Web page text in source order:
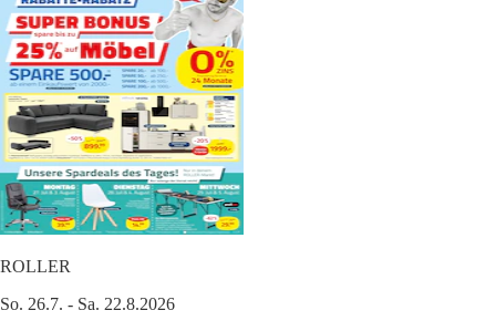
ROLLER
So. 26.7. - Sa. 22.8.2026